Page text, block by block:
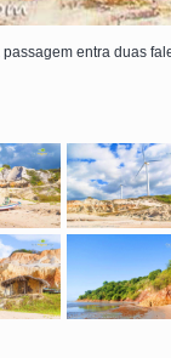
entra duas